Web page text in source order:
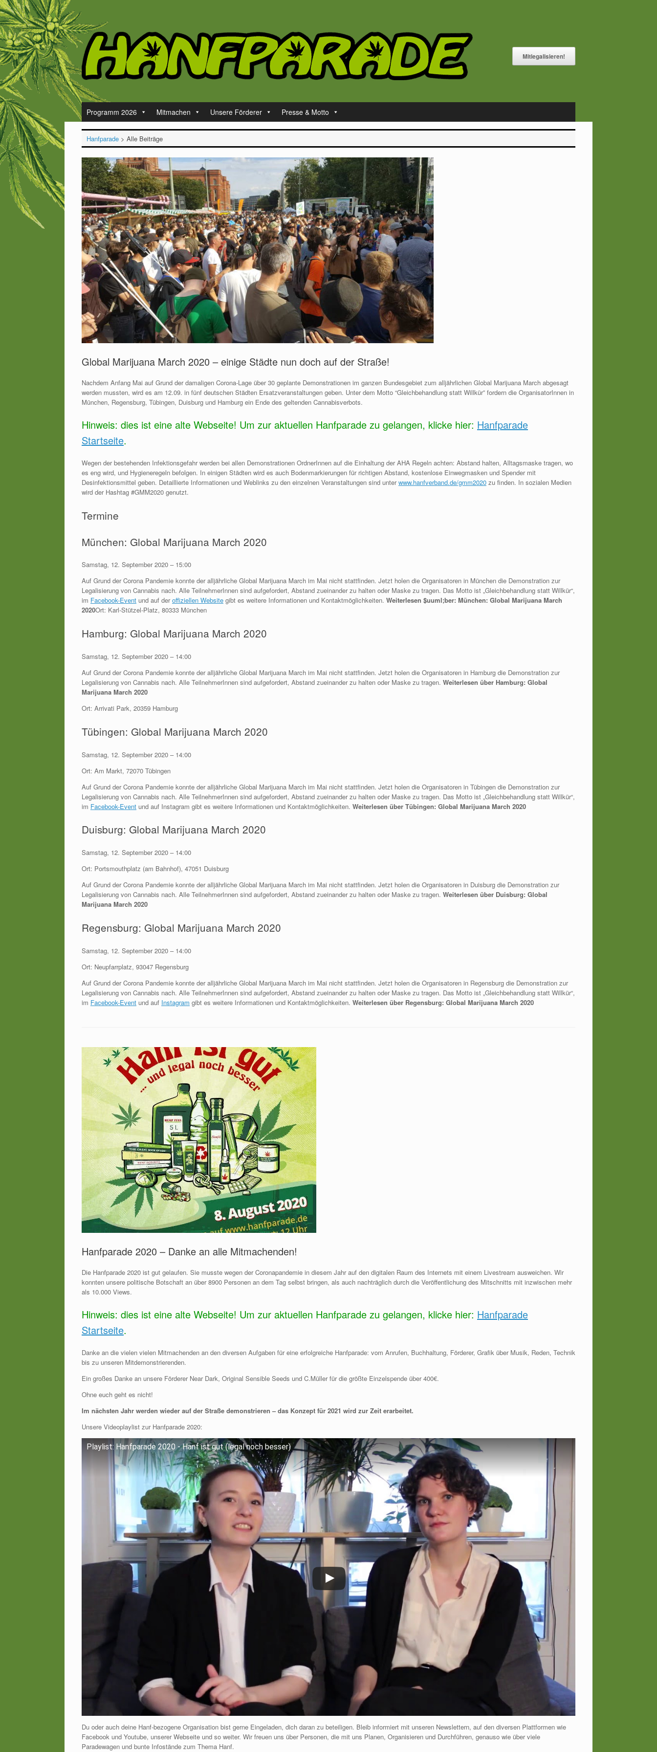
Zum
Inhalt
springen
Mitlegalisieren!
Programm 2026 Mitmachen Unsere Förderer Presse & Motto
Hanfparade> Alle Beiträge
Global Marijuana March 2020 – einige Städte nun doch auf der Straße!
Nachdem Anfang Mai auf Grund der damaligen Corona-Lage über 30 geplante Demonstrationen im ganzen Bundesgebiet zum alljährlichen Global Marijuana March abgesagt
werden mussten, wird es am 12.09. in fünf deutschen Städten Ersatzveranstaltungen geben. Unter dem Motto “Gleichbehandlung statt Willkür” fordern die OrganisatorInnen in
München, Regensburg, Tübingen, Duisburg und Hamburg ein Ende des geltenden Cannabisverbots.
Hinweis: dies ist eine alte Webseite! Um zur aktuellen Hanfparade zu gelangen, klicke hier: Hanfparade
Startseite.
Wegen der bestehenden Infektionsgefahr werden bei allen Demonstrationen OrdnerInnen auf die Einhaltung der AHA Regeln achten: Abstand halten, Alltagsmaske tragen, wo
es eng wird, und Hygieneregeln befolgen. In einigen Städten wird es auch Bodenmarkierungen für richtigen Abstand, kostenlose Einwegmasken und Spender mit
Desinfektionsmittel geben. Detaillierte Informationen und Weblinks zu den einzelnen Veranstaltungen sind unterwww.hanfverband.de/gmm2020 zu finden. In sozialen Medien
wird der Hashtag #GMM2020 genutzt.
Termine
München: Global Marijuana March 2020
Samstag, 12. September 2020 – 15:00
Auf Grund der Corona Pandemie konnte der alljährliche Global Marijuana March im Mai nicht stattfinden. Jetzt holen die Organisatoren in München die Demonstration zur
Legalisierung von Cannabis nach. Alle TeilnehmerInnen sind aufgefordert, Abstand zueinander zu halten oder Maske zu tragen. Das Motto ist „Gleichbehandlung statt Willkür“,
im Facebook-Event und auf deroffiziellen Website gibt es weitere Informationen und Kontaktmöglichkeiten. Weiterlesen $uuml;ber: München: Global Marijuana March
2020Ort: Karl-Stützel-Platz, 80333 München
Hamburg: Global Marijuana March 2020
Samstag, 12. September 2020 – 14:00
Auf Grund der Corona Pandemie konnte der alljährliche Global Marijuana March im Mai nicht stattfinden. Jetzt holen die Organisatoren in Hamburg die Demonstration zur
Legalisierung von Cannabis nach. Alle TeilnehmerInnen sind aufgefordert, Abstand zueinander zu halten oder Maske zu tragen. Weiterlesen über Hamburg: Global
Marijuana March 2020
Ort: Arrivati Park, 20359 Hamburg
Tübingen: Global Marijuana March 2020
Samstag, 12. September 2020 – 14:00
Ort: Am Markt, 72070 Tübingen
Auf Grund der Corona Pandemie konnte der alljährliche Global Marijuana March im Mai nicht stattfinden. Jetzt holen die Organisatoren in Tübingen die Demonstration zur
Legalisierung von Cannabis nach. Alle TeilnehmerInnen sind aufgefordert, Abstand zueinander zu halten oder Maske zu tragen. Das Motto ist „Gleichbehandlung statt Willkür“,
im Facebook-Event und auf Instagram gibt es weitere Informationen und Kontaktmöglichkeiten. Weiterlesen über Tübingen: Global Marijuana March 2020
Duisburg: Global Marijuana March 2020
Samstag, 12. September 2020 – 14:00
Ort: Portsmouthplatz (am Bahnhof), 47051 Duisburg
Auf Grund der Corona Pandemie konnte der alljährliche Global Marijuana March im Mai nicht stattfinden. Jetzt holen die Organisatoren in Duisburg die Demonstration zur
Legalisierung von Cannabis nach. Alle TeilnehmerInnen sind aufgefordert, Abstand zueinander zu halten oder Maske zu tragen. Weiterlesen über Duisburg: Global
Marijuana March 2020
Regensburg: Global Marijuana March 2020
Samstag, 12. September 2020 – 14:00
Ort: Neupfarrplatz, 93047 Regensburg
Auf Grund der Corona Pandemie konnte der alljährliche Global Marijuana March im Mai nicht stattfinden. Jetzt holen die Organisatoren in Regensburg die Demonstration zur
Legalisierung von Cannabis nach. Alle TeilnehmerInnen sind aufgefordert, Abstand zueinander zu halten oder Maske zu tragen. Das Motto ist „Gleichbehandlung statt Willkür“,
im Facebook-Event und auf Instagram gibt es weitere Informationen und Kontaktmöglichkeiten. Weiterlesen über Regensburg: Global Marijuana March 2020
Hanfparade 2020 – Danke an alle Mitmachenden!
Die Hanfparade 2020 ist gut gelaufen. Sie musste wegen der Coronapandemie in diesem Jahr auf den digitalen Raum des Internets mit einem Livestream ausweichen. Wir
konnten unsere politische Botschaft an über 8900 Personen an dem Tag selbst bringen, als auch nachträglich durch die Veröffentlichung des Mitschnitts mit inzwischen mehr
als 10.000 Views.
Hinweis: dies ist eine alte Webseite! Um zur aktuellen Hanfparade zu gelangen, klicke hier: Hanfparade
Startseite.
Danke an die vielen vielen Mitmachenden an den diversen Aufgaben für eine erfolgreiche Hanfparade: vom Anrufen, Buchhaltung, Förderer, Grafik über Musik, Reden, Technik
bis zu unseren Mitdemonstrierenden.
Ein großes Danke an unsere Förderer Near Dark, Original Sensible Seeds und C.Müller für die größte Einzelspende über 400€.
Ohne euch geht es nicht!
Im nächsten Jahr werden wieder auf der Straße demonstrieren – das Konzept für 2021 wird zur Zeit erarbeitet.
Unsere Videoplaylist zur Hanfparade 2020:
Playlist: Hanfparade 2020 - Hanf ist gut (legal noch besser)
Du oder auch deine Hanf-bezogene Organisation bist gerne Eingeladen, dich daran zu beteiligen. Bleib informiert mit unseren Newslettern, auf den diversen Plattformen wie
Facebook und Youtube, unserer Webseite und so weiter. Wir freuen uns über Personen, die mit uns Planen, Organisieren und Durchführen, genauso wie über viele
Paradewagen und bunte Infostände zum Thema Hanf.